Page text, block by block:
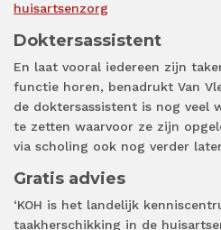
huisartsenzorg
Doktersassistent
En laat vooral iedereen zijn
functie horen, benadrukt Van
de doktersassistent is nog veel
te zetten waarvoor ze zijn
via scholing ook nog verder
Gratis advies
‘KOH is het landelijk
taakherschikking in de